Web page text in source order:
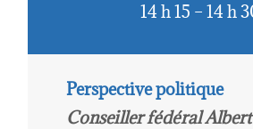
14 h 15 – 14 h
Perspective politique
Conseiller fédéral